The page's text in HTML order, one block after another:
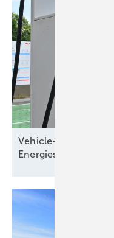
Vehicle-to-Grid:
Energiesystems